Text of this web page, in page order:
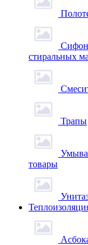
стиральных
Трапы
товары